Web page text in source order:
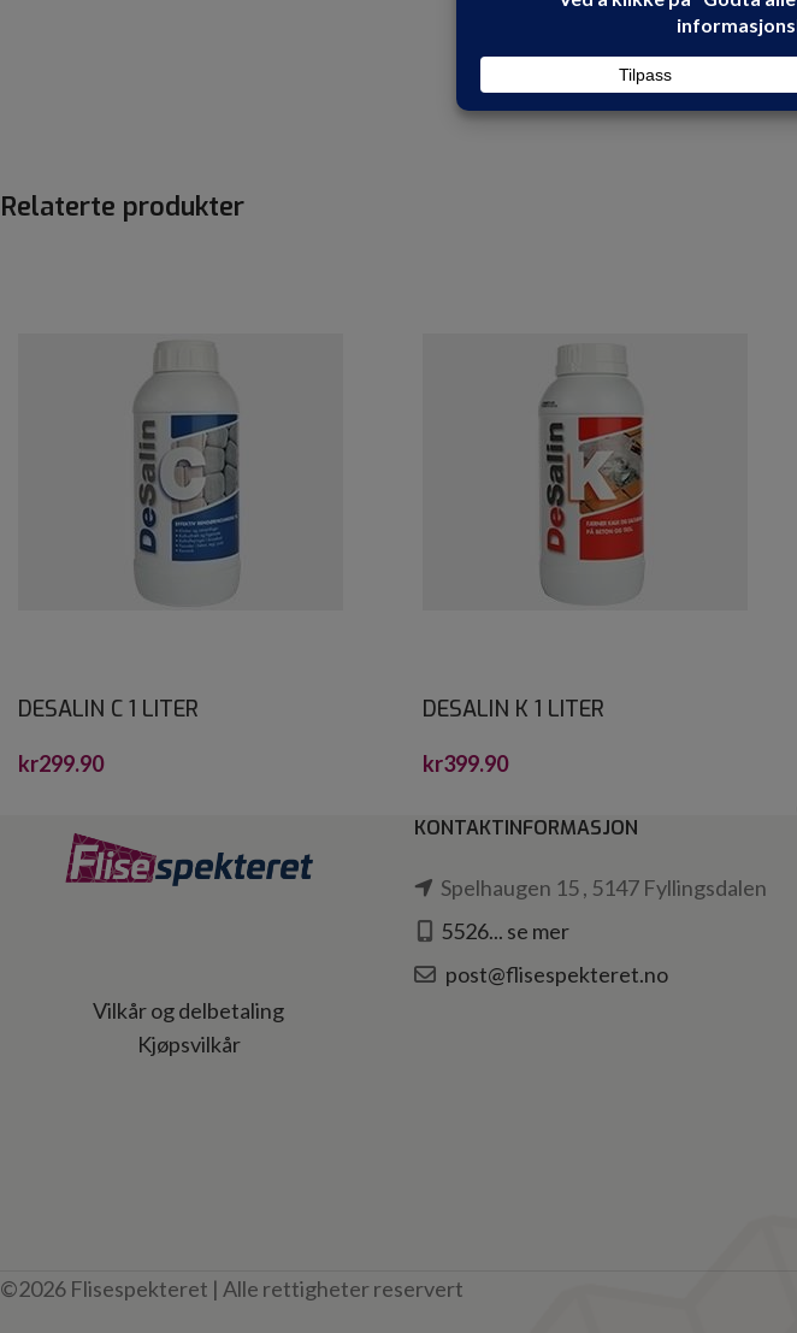
Relaterte produkter
DESALIN C 1 LITER
kr299.90
DESALIN K 1 LITER
kr399.90
Vilkår og delbetaling
Kjøpsvilkår
KONTAKTINFORMASJON
Spelhaugen 15 , 5147 Fyllingsdalen
5526... se mer
post@flisespekteret.no
©2026 Flisespekteret | Alle rettigheter reservert